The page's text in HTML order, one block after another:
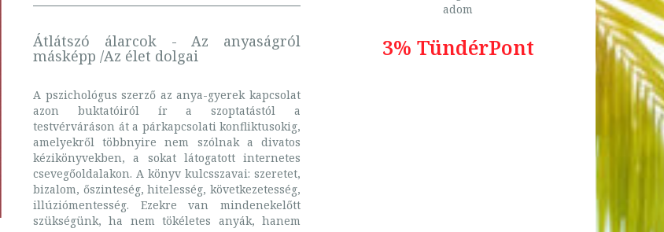
Átlátszó álarcok - Az anyaságról
másképp /Az élet dolgai
A pszichológus szerző az anya-gyerek kapcsolat
azon buktatóiról ír a szoptatástól a
testvérváráson át a párkapcsolati konfliktusokig,
amelyekről többnyire nem szólnak a divatos
kézikönyvekben, a sokat látogatott internetes
csevegőoldalakon. A könyv kulcsszavai: szeretet,
bizalom, őszinteség, hitelesség, következetesség,
illúziómentesség. Ezekre van mindenekelőtt
szükségünk, ha nem tökéletes anyák, hanem
adom
3% TündérPont